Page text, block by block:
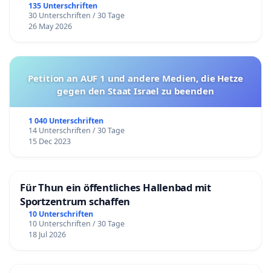
135 Unterschriften
30 Unterschriften / 30 Tage
26 May 2026
Petition an AUF 1 und andere Medien, die Hetze
gegen den Staat Israel zu beenden
1 040 Unterschriften
14 Unterschriften / 30 Tage
15 Dec 2023
Für Thun ein öffentliches Hallenbad mit
Sportzentrum schaffen
10 Unterschriften
10 Unterschriften / 30 Tage
18 Jul 2026